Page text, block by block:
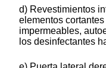
d) Revestimientos
elementos
impermeables,
los desinfectantes